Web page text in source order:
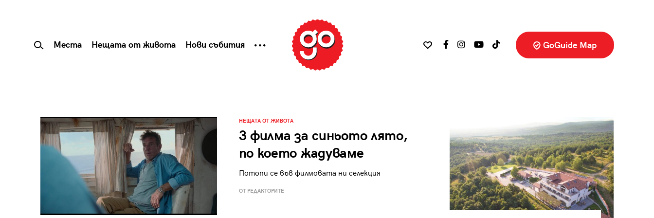
Места Нещата от живота Нови събития GoGuide Map
НЕЩАТА ОТ ЖИВОТА
3 филма за синьото лято,
по което жадуваме
Потопи се във филмовата ни селекция
ОТ РЕДАКТОРИТЕ